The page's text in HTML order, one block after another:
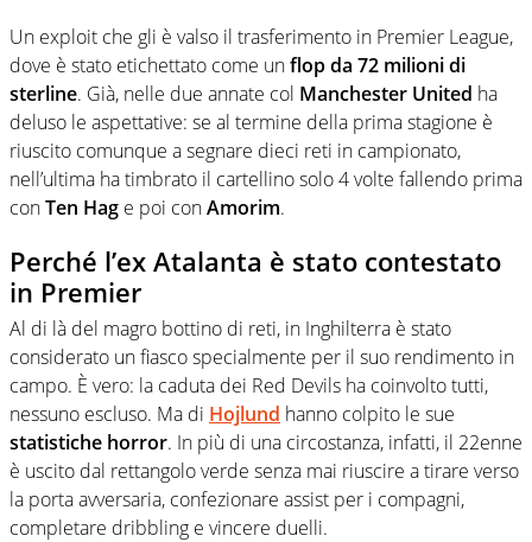
Un exploit che gli è valso il trasferimento in Premier League,
dove è stato etichettato come unflop da 72 milioni di
sterline. Già, nelle due annate col Manchester United ha
deluso le aspettative: se al termine della prima stagione è
riuscito comunque a segnare dieci reti in campionato,
nell’ultima ha timbrato il cartellino solo 4 volte fallendo prima
conTen Hag e poi conAmorim.
Perché l’ex Atalanta è stato contestato
in Premier
Al di là del magro bottino di reti, in Inghilterra è stato
considerato un fiasco specialmente per il suo rendimento in
campo. È vero: la caduta dei Red Devils ha coinvolto tutti,
nessuno escluso. Ma di Hojlund hanno colpito le sue
statistiche horror. In più di una circostanza, infatti, il 22enne
è uscito dal rettangolo verde senza mai riuscire a tirare verso
la porta avversaria, confezionare assist per i compagni,
completare dribbling e vincere duelli.